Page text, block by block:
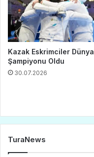
Kazak Eskrimciler Dünya
Şampiyonu Oldu
30.07.2026
TuraNews